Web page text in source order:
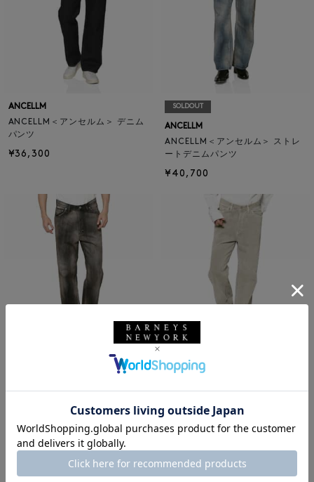
ANCELLM
ANCELLM＜アンセルム＞ デニム
パンツ
¥36,300
SOLDOUT
ANCELLM
ANCELLM＜アンセルム＞ ストレ
ートデニムパンツ
¥40,700
ANCELLM＜アンセルム＞ ストレ
ートデニムパンツ
¥40,700
ANCELLM＜アンセルム＞ ストレ
¥40,700
1